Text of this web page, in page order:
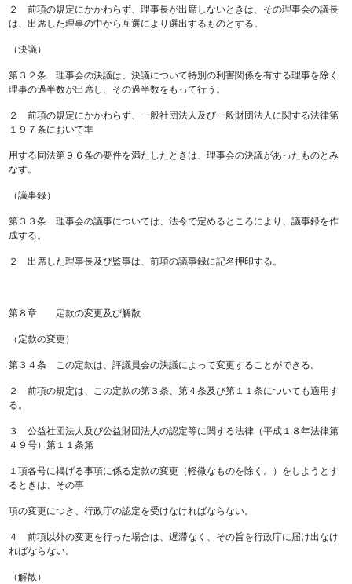
２ 前項の規定にかかわらず、理事長が出席しないときは、その理事会の議長
は、出席した理事の中から互選により選出するものとする。
（決議）
第３２条 理事会の決議は、決議について特別の利害関係を有する理事を除く
理事の過半数が出席し、その過半数をもって行う。
２ 前項の規定にかかわらず、一般社団法人及び一般財団法人に関する法律第
１９７条において準
用する同法第９６条の要件を満たしたときは、理事会の決議があったものとみ
なす。
（議事録）
第３３条 理事会の議事については、法令で定めるところにより、議事録を作
成する。
２ 出席した理事長及び監事は、前項の議事録に記名押印する。
第８章 定款の変更及び解散
（定款の変更）
第３４条 この定款は、評議員会の決議によって変更することができる。
２ 前項の規定は、この定款の第３条、第４条及び第１１条についても適用す
る。
３ 公益社団法人及び公益財団法人の認定等に関する法律（平成１８年法律第
４９号）第１１条第
１項各号に掲げる事項に係る定款の変更（軽微なものを除く。）をしようとす
るときは、その事
項の変更につき、行政庁の認定を受けなければならない。
４ 前項以外の変更を行った場合は、遅滞なく、その旨を行政庁に届け出なけ
ればならない。
（解散）